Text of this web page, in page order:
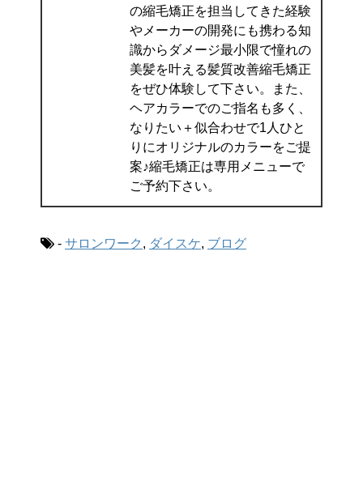
の縮毛矯正を担当してきた経験
やメーカーの開発にも携わる知
識からダメージ最小限で憧れの
美髪を叶える髪質改善縮毛矯正
をぜひ体験して下さい。また、
ヘアカラーでのご指名も多く、
なりたい＋似合わせで1人ひと
りにオリジナルのカラーをご提
案♪縮毛矯正は専用メニューで
ご予約下さい。
- サロンワーク , ダイスケ, ブログ